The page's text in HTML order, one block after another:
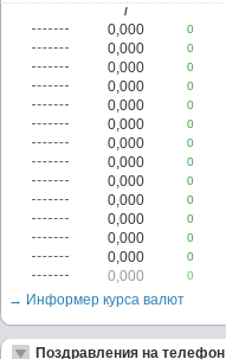
/
0,000 0
0,000
0
0,000
0
0,000
0
0,000
0
0,000
0
0,000
0
0,000
0
0,000
0
0,000
0
0,000
0
0,000
0
0,000
0
0,000
0
→ Информер курса валют
Поздравления на телефон